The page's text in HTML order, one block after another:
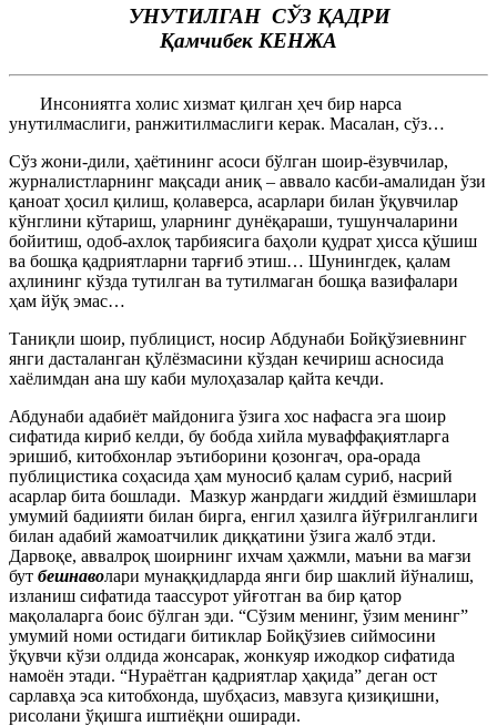
УНУТИЛГАН СЎЗ ҚАДРИ
Қамчибек КЕНЖА
Инсониятга холис хизмат қилган ҳеч бир нарса
унутилмаслиги, ранжитилмаслиги керак. Масалан, сўз…
Сўз жони-дили, ҳаётининг асоси бўлган шоир-ёзувчилар,
журналистларнинг мақсади аниқ – аввало касби-амалидан ўзи
қаноат ҳосил қилиш, қолаверса, асарлари билан ўқувчилар
кўнглини кўтариш, уларнинг дунёқараши, тушунчаларини
бойитиш, одоб-ахлоқ тарбиясига баҳоли қудрат ҳисса қўшиш
ва бошқа қадриятларни тарғиб этиш… Шунингдек, қалам
аҳлининг кўзда тутилган ва тутилмаган бошқа вазифалари
ҳам йўқ эмас…
Таниқли шоир, публицист, носир Абдунаби Бойқўзиевнинг
янги дасталанган қўлёзмасини кўздан кечириш асносида
хаёлимдан ана шу каби мулоҳазалар қайта кечди.
Абдунаби адабиёт майдонига ўзига хос нафасга эга шоир
сифатида кириб келди, бу бобда хийла муваффақиятларга
эришиб, китобхонлар эътиборини қозонгач, ора-орада
публицистика соҳасида ҳам муносиб қалам суриб, насрий
асарлар бита бошлади. Мазкур жанрдаги жиддий ёзмишлари
умумий бадиияти билан бирга, енгил ҳазилга йўғрилганлиги
билан адабий жамоатчилик диққатини ўзига жалб этди.
Дарвоқе, аввалроқ шоирнинг ихчам ҳажмли, маъни ва мағзи
бут бешнаволари мунаққидларда янги бир шаклий йўналиш,
изланиш сифатида таассурот уйғотган ва бир қатор
мақолаларга боис бўлган эди. “Сўзим менинг, ўзим менинг”
умумий номи остидаги битиклар Бойқўзиев сиймосини
ўқувчи кўзи олдида жонсарак, жонкуяр ижодкор сифатида
намоён этади. “Нураётган қадриятлар ҳақида” деган ост
сарлавҳа эса китобхонда, шубҳасиз, мавзуга қизиқишни,
рисолани ўқишга иштиёқни оширади.